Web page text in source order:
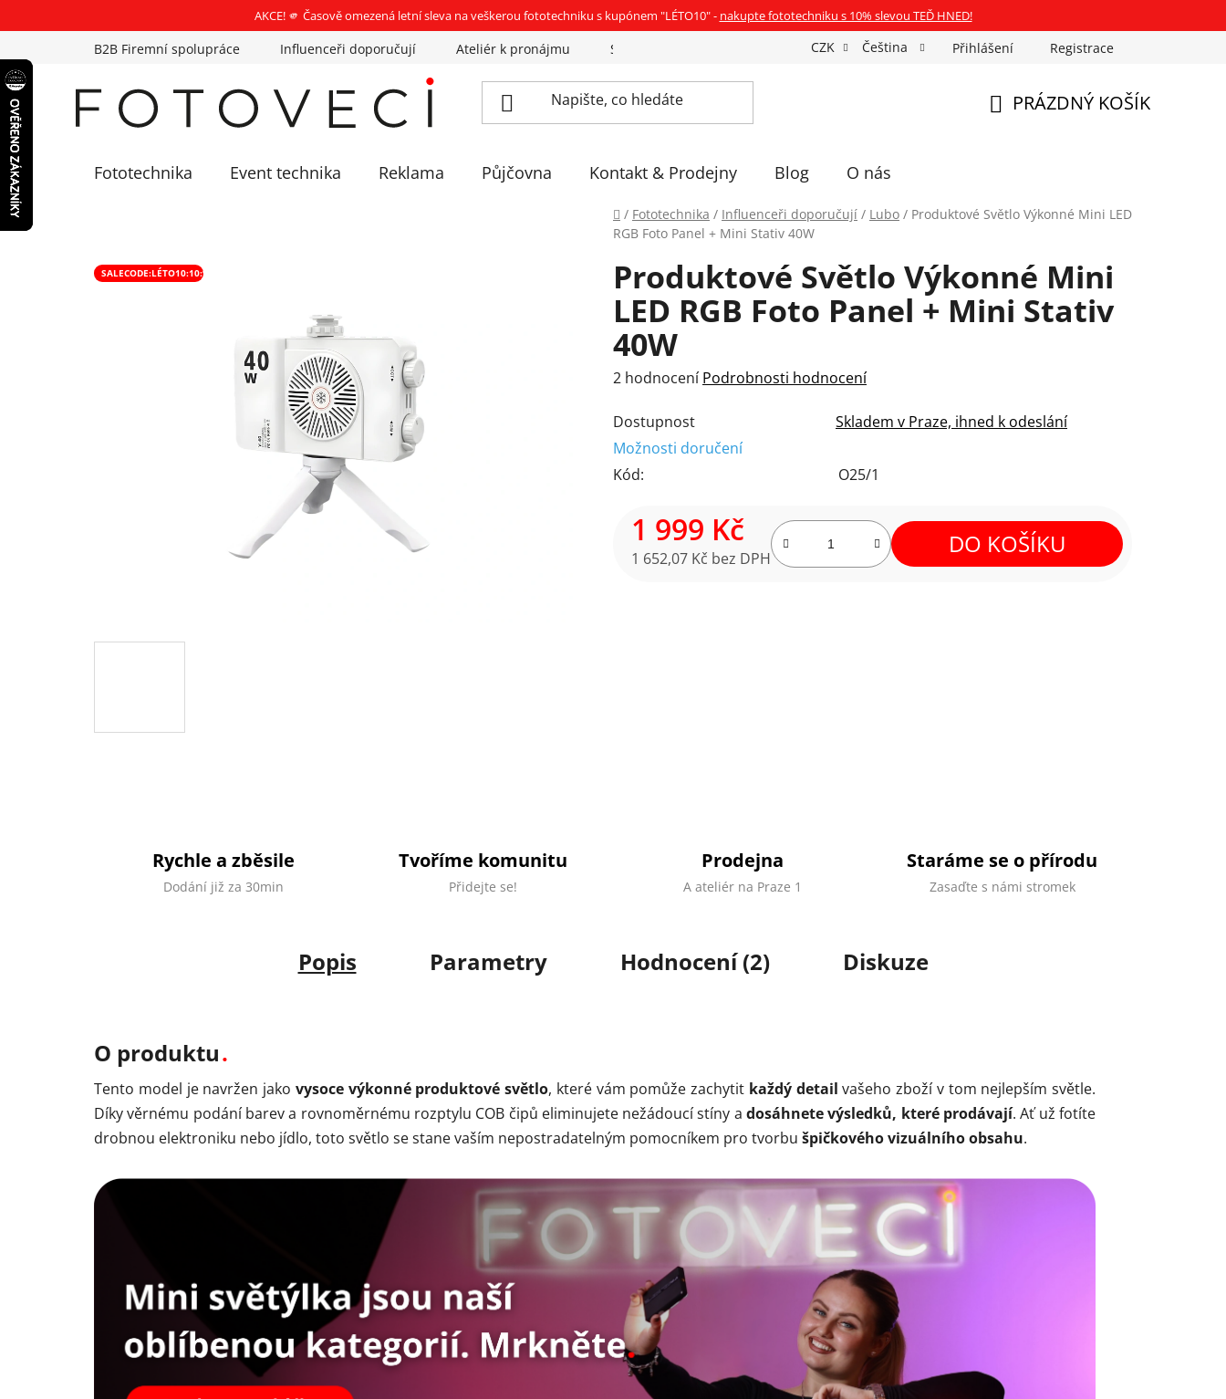
AKCE! 🫵 Časově omezená letní sleva na veškerou fototechniku s kupónem "LÉTO10" - nakupte fototechniku s 10% slevou TEĎ HNED!
na
obsah
B2B Firemní spolupráce Influenceři doporučují Ateliér k pronájmu Sázíme stromky Eventovka Fotospin Neony na míru Průkazové Foto
CZK Čeština Přihlášení Registrace
PRÁZDNÝ KOŠÍK
Fototechnika Event technika Reklama Půjčovna Kontakt & Prodejny Blog O nás
Domů
/ Fototechnika / Influenceři doporučují / Lubo / Produktové Světlo Výkonné Mini LED
RGB Foto Panel + Mini Stativ 40W
Produktové Světlo Výkonné Mini
LED RGB Foto Panel + Mini Stativ
40W
Průměrné
produktu
je
5,0
hvězdiček.
2 hodnocení Podrobnosti hodnocení
Dostupnost
Skladem v Praze, ihned k odeslání
Možnosti doručení
Kód:
O25/1
1 999 Kč
1 652,07 Kč bez DPH
DO KOŠÍKU
SALECODE:LÉTO10:10:%
Rychle a zběsile
Dodání již za 30min
Tvoříme komunitu
Přidejte se!
Prodejna
A ateliér na Praze 1
Staráme se o přírodu
Zasaďte s námi stromek
Popis Parametry Hodnocení (2) Diskuze
O produktu
Tento model je navržen jako vysoce výkonné produktové světlo, které vám pomůže zachytit každý detail vašeho zboží v tom nejlepším světle.
Díky věrnému podání barev a rovnoměrnému rozptylu COB čipů eliminujete nežádoucí stíny adosáhnete výsledků, které prodávají. Ať už fotíte
drobnou elektroniku nebo jídlo, toto světlo se stane vaším nepostradatelným pomocníkem pro tvorbu špičkového vizuálního obsahu.